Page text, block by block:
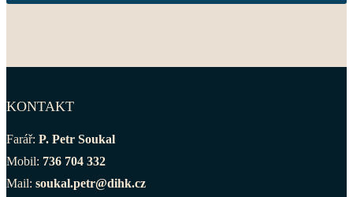
KONTAKT
Farář: P. Petr Soukal
Mobil: 736 704 332
Mail: soukal.petr@dihk.cz